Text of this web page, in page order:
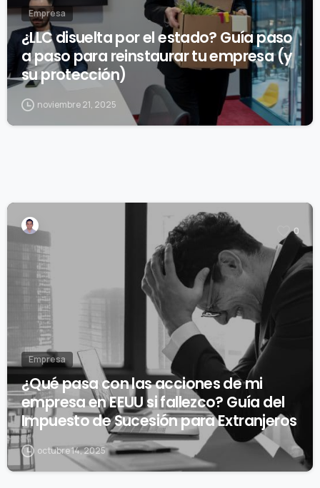
Empresa
¿LLC disuelta por el estado? Guía paso
a paso para reinstaurar tu empresa (y
su protección)
noviembre 21, 2025
0
Empresa
¿Qué pasa con las acciones de mi
empresa en EEUU si fallezco? Guía del
Impuesto de Sucesión para Extranjeros
octubre 14, 2025